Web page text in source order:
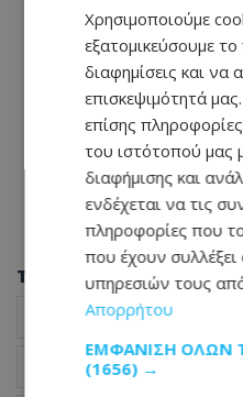
Tags
Δικαιώματα αεροπορικών
αποσκευές
Χρησιμοποιούμε
εξατομικεύσουμε
διαφημίσεις και να
επισκεψιμότητά
επίσης
του ιστότοπού μας
διαφήμισης και
ενδέχεται να τις
πληροφορίες που
που έχουν
υπηρεσιών τους
Απορρήτου
ΕΜΦΆΝΙΣΗ ΌΛΩΝ
(1656) →